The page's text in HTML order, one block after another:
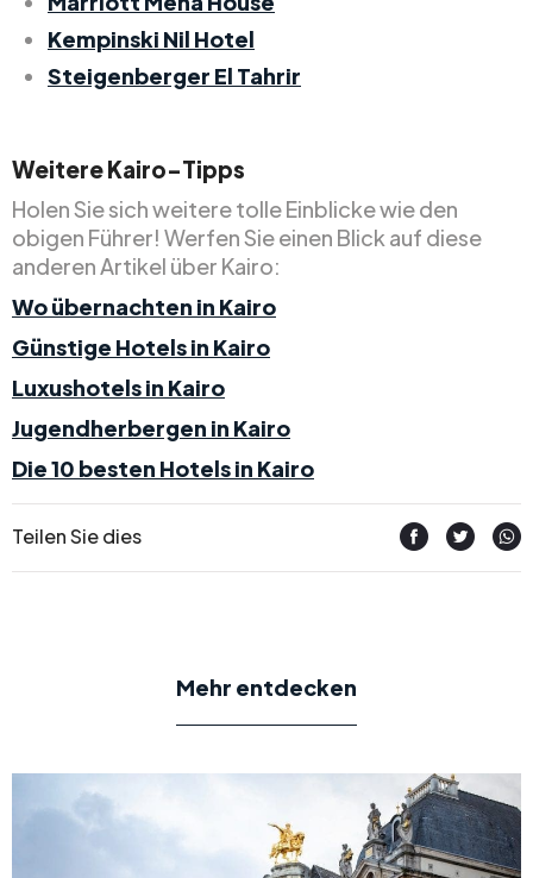
Kempinski Nil Hotel
Steigenberger El Tahrir
Weitere Kairo-Tipps
Holen Sie sich weitere tolle Einblicke wie den
obigen Führer! Werfen Sie einen Blick auf diese
anderen Artikel über Kairo:
Wo übernachten in Kairo
Günstige Hotels in Kairo
Luxushotels in Kairo
Jugendherbergen in Kairo
Die 10 besten Hotels in Kairo
Teilen Sie dies
Mehr entdecken